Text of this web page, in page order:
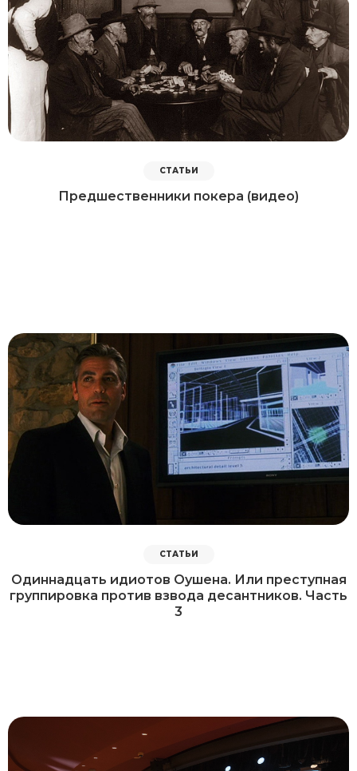
СТАТЬИ
Предшественники покера (видео)
СТАТЬИ
Одиннадцать идиотов Оушена. Или преступная
группировка против взвода десантников. Часть
3